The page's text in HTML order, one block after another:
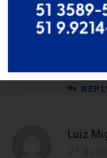
Muito
Luiz